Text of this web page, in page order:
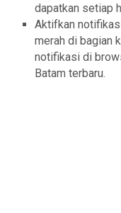
dapatkan setiap
Aktifkan
merah di bagian
notifikasi di
Batam terbaru.